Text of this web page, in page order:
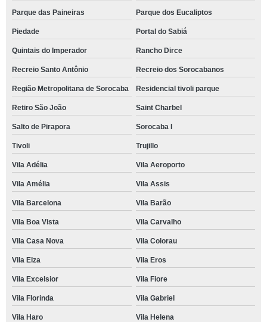
Parque das Paineiras Parque dos Eucaliptos
Piedade Portal do Sabiá
Quintais do Imperador Rancho Dirce
Recreio Santo Antônio Recreio dos Sorocabanos
Região Metropolitana de Sorocaba Residencial tivoli parque
Retiro São João Saint Charbel
Salto de Pirapora Sorocaba I
Tivoli Trujillo
Vila Adélia Vila Aeroporto
Vila Amélia Vila Assis
Vila Barcelona Vila Barão
Vila Boa Vista Vila Carvalho
Vila Casa Nova Vila Colorau
Vila Elza Vila Eros
Vila Excelsior Vila Fiore
Vila Florinda Vila Gabriel
Vila Haro Vila Helena